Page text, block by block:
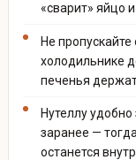
«сварит» яйцо
Не
холодильнике
печенья
Нутеллу
заранее —
останется